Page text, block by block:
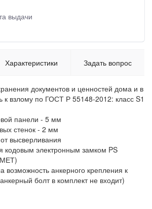
выдачи
Характеристики Задать вопрос
документов и ценностей дома и в
к взлому по ГОСТ Р 55148-2012: класс S1
панели - 5 мм
стенок - 2 мм
высверливания
кодовым электронным замком PS
возможность анкерного крепления к
болт в комплект не входит)